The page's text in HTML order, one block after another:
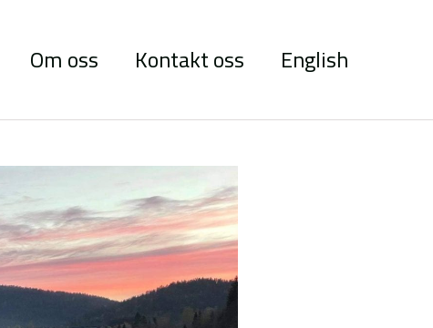
Om oss Kontakt oss English